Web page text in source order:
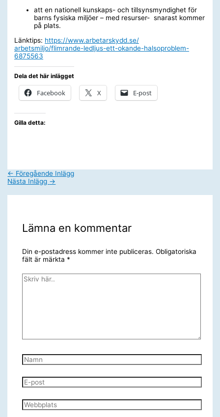
att en nationell kunskaps- och tillsynsmyndighet för
barns fysiska miljöer – med resurser- snarast kommer
på plats.
Länktips: https://www.arbetarskydd.se/
arbetsmiljo/flimrande-ledljus-ett-okande-halsoproblem-
6875563
Dela det här inlägget
Facebook X E-post
Gilla detta:
← Föregående Inlägg
Nästa Inlägg →
Lämna en kommentar
Din e-postadress kommer inte publiceras. Obligatoriska
fält är märkta *
Skriv
Namn
E-
post
Webbplats